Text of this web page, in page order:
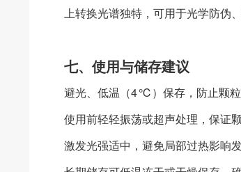
上转换光谱独特，可用于光学防伪
七、使用与储存建议
避光、低温（4 ℃）保存，防止颗粒
使用前轻轻振荡或超声处理，保证
激发光强适中，避免局部过热影响